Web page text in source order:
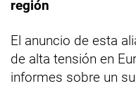
región
El anuncio de esta
de alta tensión en
informes sobre un